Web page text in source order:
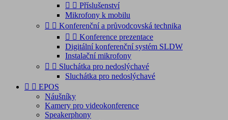
  Příslušenství
Mikrofony k mobilu
  Konferenční a průvodcovská technika
  Konference prezentace
Digitální konferenční systém SLDW
Instalační mikrofony
  Sluchátka pro nedoslýchavé
Sluchátka pro nedoslýchavé
  EPOS
Náušníky
Kamery pro videokonference
Speakerphony